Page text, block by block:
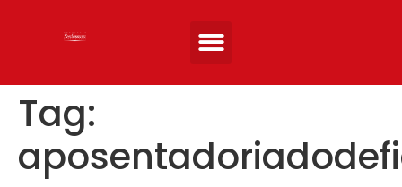
Tag: